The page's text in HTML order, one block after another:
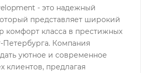
- это надежный
представляет широкий
комфорт класса в престижных
Петербурга. Компания
уютное и современное
клиентов, предлагая